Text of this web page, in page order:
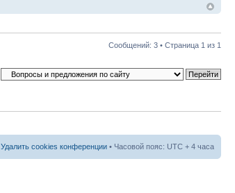
Сообщений: 3 • Страница 1 из 1
Удалить cookies конференции • Часовой пояс: UTC + 4 часа